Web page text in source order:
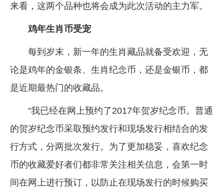
来看，这两个品种也将会成为此次活动的主力军。
鸡年生肖币受宠
每到岁末，新一年的生肖藏品就备受欢迎，无
论是鸡年的金银条、生肖纪念币，还是金银币，都
是近期最热门的收藏品。
“我已经在网上预约了2017年贺岁纪念币。普通
的贺岁纪念币采取预约发行和现场发行相结合的发
行方式，分两批次发行。为了更加稳妥，喜欢纪念
币的收藏爱好者们都非常关注相关信息，会第一时
间在网上进行预订，以防止在现场发行的时候购买